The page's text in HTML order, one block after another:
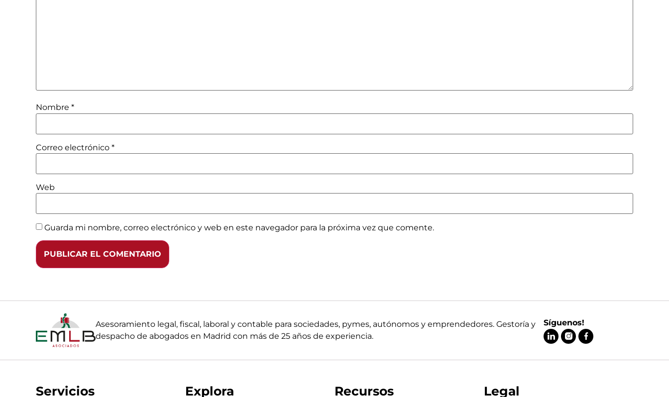
Nombre *
Correo electrónico *
Web
Guarda mi nombre, correo electrónico y web en este navegador para la próxima vez que comente.
Asesoramiento legal, fiscal, laboral y contable para sociedades, pymes, autónomos y emprendedores. Gestoría y
despacho de abogados en Madrid con más de 25 años de experiencia.
Síguenos!
Servicios Explora Recursos Legal